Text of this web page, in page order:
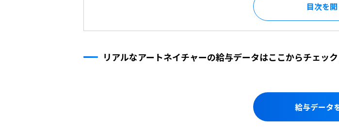
目次を
リアルなアートネイチャーの給与データはここからチェッ
給与データ